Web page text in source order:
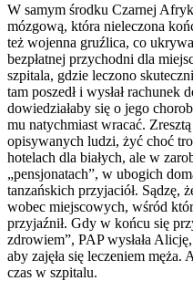
W samym środku Czarnej
mózgową, która nieleczona
też wojenna gruźlica, co
bezpłatnej przychodni dla
szpitala, gdzie leczono
tam poszedł i wysłał rachunek
dowiedziałaby się o jego
mu natychmiast wracać.
opisywanych ludzi, żyć choć
hotelach dla białych, ale w
„pensjonatach”, w ubogich
tanzańskich przyjaciół. Sądzę,
wobec miejscowych, wśród
przyjaźnił. Gdy w końcu się
zdrowiem”, PAP wysłała
aby zajęła się leczeniem męża.
czas w szpitalu.